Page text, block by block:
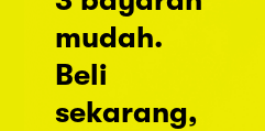
mudah.
Beli
sekarang,